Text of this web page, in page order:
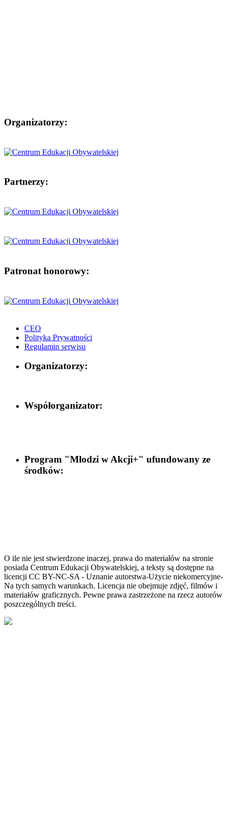
Organizatorzy:
Partnerzy:
Patronat honorowy:
CEO
Polityka Prywatności
Regulamin serwisu
Organizatorzy:
Współorganizator:
Program "Młodzi w Akcji+" ufundowany ze
środków:
O ile nie jest stwierdzone inaczej, prawa do materiałów na stronie
posiada Centrum Edukacji Obywatelskiej, a teksty są dostępne na
licencji CC BY-NC-SA - Uznanie autorstwa-Użycie niekomercyjne-
Na tych samych warunkach. Licencja nie obejmuje zdjęć, filmów i
materiałów graficznych. Pewne prawa zastrzeżone na rzecz autorów
poszczególnych treści.